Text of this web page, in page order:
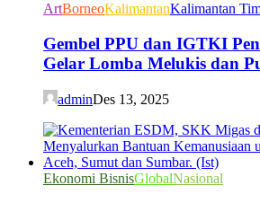
ArtBorneoKalimantanKalimantan
Gembel PPU dan IGTKI
Gelar Lomba Melukis dan
adminDes 13, 2025
Ekonomi BisnisGlobalNasional